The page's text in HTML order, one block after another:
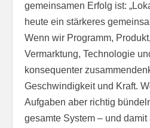
gemeinsamen Erfolg ist:
heute ein stärkeres
Wenn wir Programm,
Vermarktung, Technologie
konsequenter
Geschwindigkeit und Kraft.
Aufgaben aber richtig
gesamte System – und